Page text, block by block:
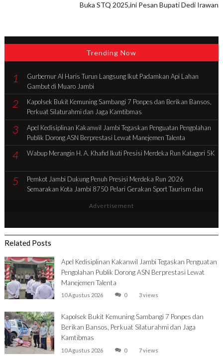
Buka STQ 2025,ini Pesan Bupati Dedi Irawan
Trending Now
1
Gurbernur Al Haris Turun Langsung Ikut Padamkan Api Lahan
Gambut di Muaro Jambi
2
Kapolsek Bukit Kemuning Sambangi 7 Ponpes dan Berikan Bansos,
Perkuat Silaturahmi dan Jaga Kamtibmas
3
Apel Kedisiplinan Kakanwil Jambi Tegaskan Penguatan Pengolahan
Publik Dorong ASN Berprestasi Lewat Manejemen Talenta
4 Wabup Merangin H. A. Khafid Ikuti Presisi Merdeka Run Katagori 5K
5
Pemkot Jambi Dukung Penuh Presisi Merdeka Run 2026
Semarakan Kota Jambi 8750 Pelari Gerakan Sport Taurism dan
Advertisement
Related Posts
Apel Kedisiplinan Kakanwil Jambi Tegaskan Penguatan
Pengolahan Publik Dorong ASN Berprestasi Lewat
Manejemen Talenta
10 Agustus 2026 0 3 views
Kapolsek Bukit Kemuning Sambangi 7 Ponpes dan
Berikan Bansos, Perkuat Silaturahmi dan Jaga
Kamtibmas
10 Agustus 2026 0 7 views